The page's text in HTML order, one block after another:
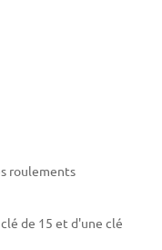
roulements
de 15 et d'une clé